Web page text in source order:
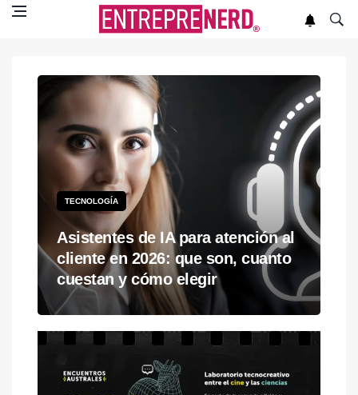
TECNOLOGÍA
Asistentes de IA para atención al
cliente en 2026: que son, cuanto
cuestan y cómo elegir